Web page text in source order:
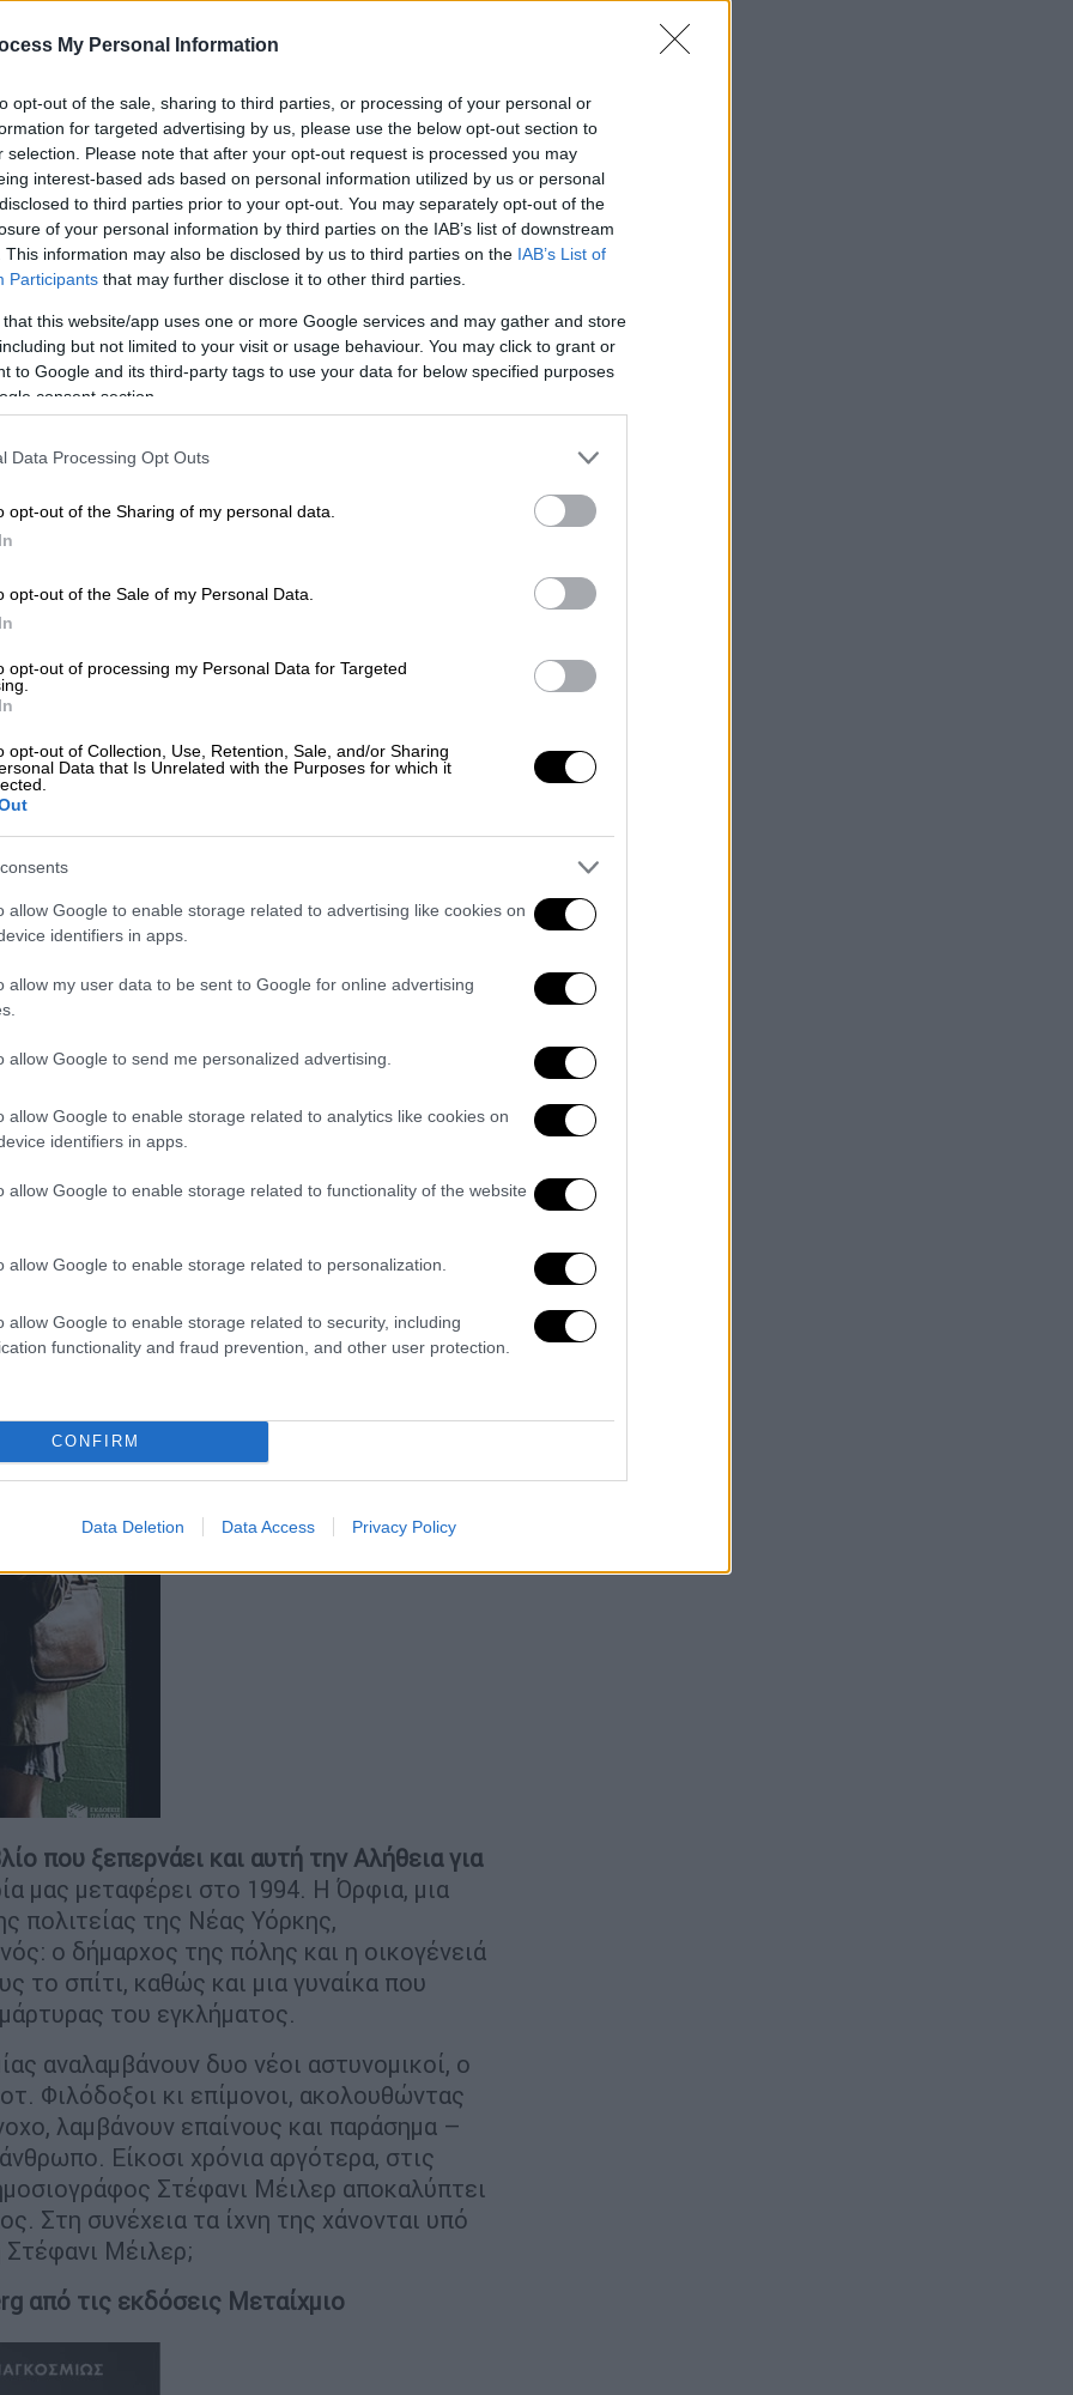
My Personal Information
opt-out of the sale, sharing to third parties, or processing of your personal or
for targeted advertising by us, please use the below opt-out section to
selection. Please note that after your opt-out request is processed you may
interest-based ads based on personal information utilized by us or personal
to third parties prior to your opt-out. You may separately opt-out of the
of your personal information by third parties on the IAB’s list of downstream
This information may also be disclosed by us to third parties on the IAB’s List of
Participants that may further disclose it to other third parties.
that this website/app uses one or more Google services and may gather and store
but not limited to your visit or usage behaviour. You may click to grant or
to Google and its third-party tags to use your data for below specified purposes
consent section.
Data Processing Opt Outs
opt-out of the Sharing of my personal data.
opt-out of the Sale of my Personal Data.
opt-out of processing my Personal Data for Targeted
opt-out of Collection, Use, Retention, Sale, and/or Sharing
Data that Is Unrelated with the Purposes for which it
allow Google to enable storage related to advertising like cookies on
identifiers in apps.
allow my user data to be sent to Google for online advertising
allow Google to send me personalized advertising.
allow Google to enable storage related to analytics like cookies on
identifiers in apps.
allow Google to enable storage related to functionality of the website
allow Google to enable storage related to personalization.
allow Google to enable storage related to security, including
functionality and fraud prevention, and other user protection.
CONFIRM
Data Deletion Data Access Privacy Policy
πνοή στο κρεβάτι ενός νοσοκομείου, ο
μικρό του γιο την ύστατη επιθυμία
Ο Μπούλμπουλ θα πείσει τον μεγάλο
τους τη Φάτιμα να συνοδεύσουν όλοι
ισοδυναμεί με επικίνδυνη αποστολή
αιματηρό λαβύρινθο αυθαίρετων
από τη Δαμασκό προς την
ενώ έξω λυσσομανά ακόμα ένας
θύματα. Από τη μια μεριά, έχουμε τα
η οικογένεια και, από την άλλη,
τη διαδρομή μια δύσκολη δοκιμασία.
κυρίως, να ανακαλύψουν τον
τον θάνατο, μιλά για τη ζωή.Ο
αλλά και δεξιοτέχνης του μαύρου
μυθιστόρημα για την τραγωδία της
Ντικέρ Ζοέλ από τις εκδόσεις Πατάκη
που ξεπερνάει και αυτή την Αλήθεια για
μας μεταφέρει στο 1994. Η Όρφια, µια
πολιτείας της Νέας Υόρκης,
ο δήµαρχος της πόλης και η οικογένειά
το σπίτι, καθώς και µια γυναίκα που
του εγκλήµατος.
αναλαµβάνουν δυο νέοι αστυνοµικοί, ο
Φιλόδοξοι κι επίµονοι, ακολουθώντας
λαµβάνουν επαίνους και παράσηµα –
Είκοσι χρόνια αργότερα, στις
Στέφανι Μέιλερ αποκαλύπτει
Στη συνέχεια τα ίχνη της χάνονται υπό
Στέφανι Μέιλερ;
από τις εκδόσεις Μεταίχμιο